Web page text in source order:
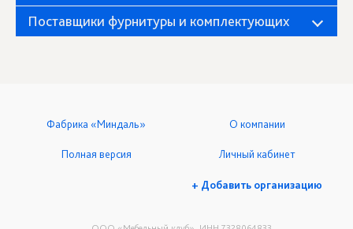
Поставщики фурнитуры и комплектующих
Фабрика «Миндаль» О компании
Полная версия Личный кабинет
+ Добавить организацию